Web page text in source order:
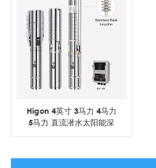
Higon 4英寸 3马力 4马力
5马力 直流潜水太阳能深